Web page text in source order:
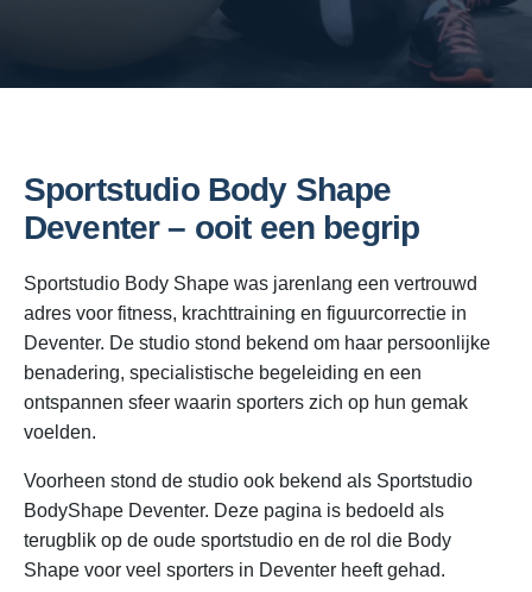
Sportstudio Body Shape
Deventer – ooit een begrip
Sportstudio Body Shape was jarenlang een vertrouwd
adres voor fitness, krachttraining en figuurcorrectie in
Deventer. De studio stond bekend om haar persoonlijke
benadering, specialistische begeleiding en een
ontspannen sfeer waarin sporters zich op hun gemak
voelden.
Voorheen stond de studio ook bekend als Sportstudio
BodyShape Deventer. Deze pagina is bedoeld als
terugblik op de oude sportstudio en de rol die Body
Shape voor veel sporters in Deventer heeft gehad.